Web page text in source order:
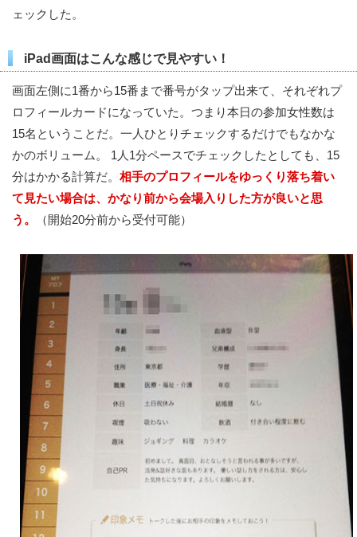
ェックした。
iPad画面はこんな感じで見やすい！
画面左側に1番から15番まで番号がタップ出来て、それぞれプ
ロフィールカードになっていた。つまり本日の参加女性数は
15名ということだ。一人ひとりチェックするだけでもなかな
かのボリューム。 1人1分ペースでチェックしたとしても、15
分はかかる計算だ。 相手のプロフィールをゆっくり落ち着い
て見たい場合は、かなり前から会場入りした方が良いと思
う。
（開始20分前から受付可能）